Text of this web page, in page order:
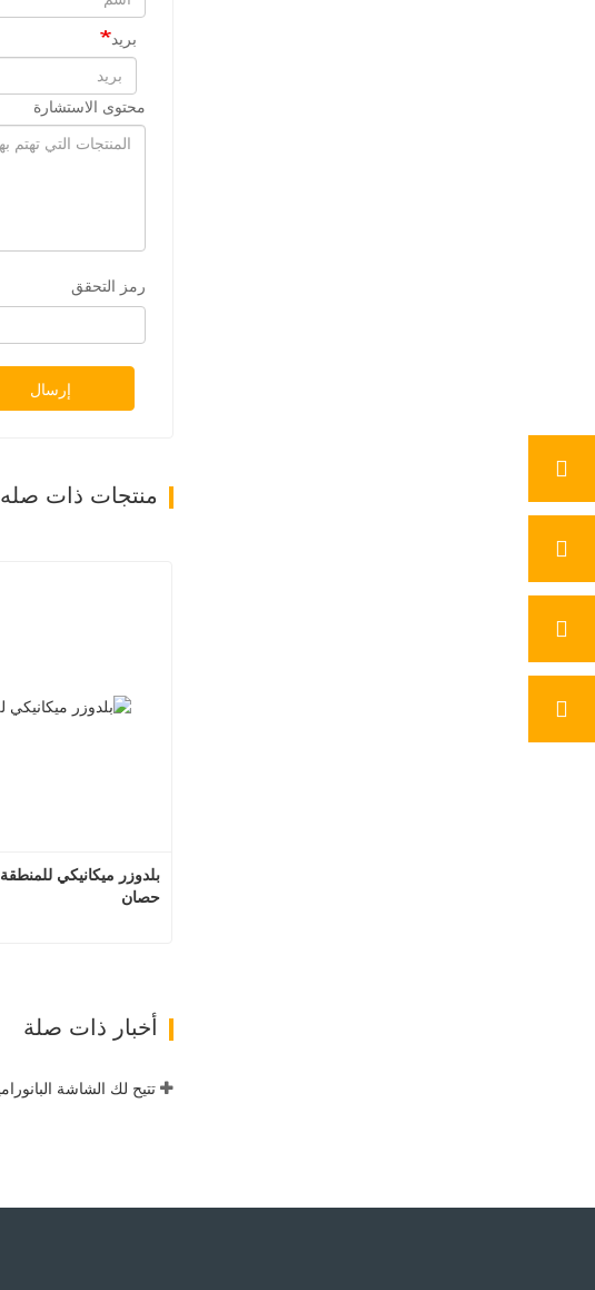
بريد
محتوى الاستشارة
رمز التحقق
إرسال
منتجات ذات صله
حصان
أخبار ذات صلة